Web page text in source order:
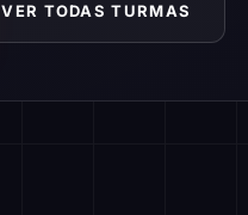
VER TODAS TURMAS